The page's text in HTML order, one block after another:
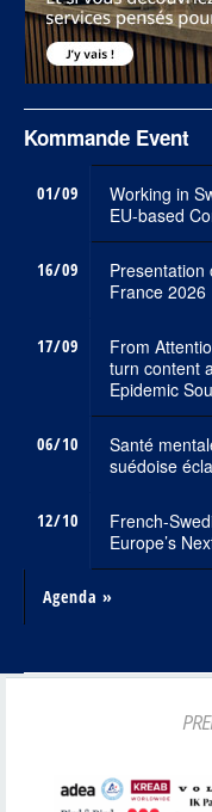
Kommande Event
01/09
Working in
EU-based
16/09
Presentation
France 2026
17/09
From
turn content
Epidemic
06/10
Santé
suédoise
12/10
French-
Europe’s
Agenda »